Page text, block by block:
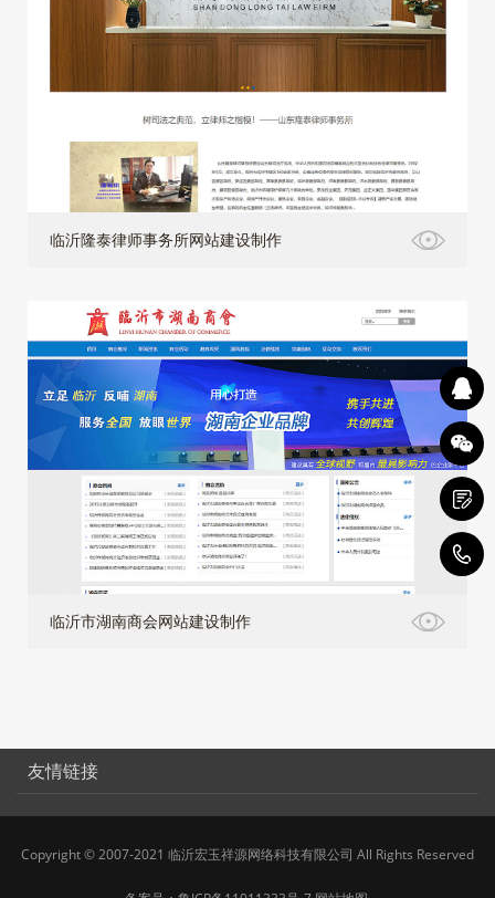
临沂隆泰律师事务所网站建设制作
临沂市湖南商会网站建设制作
友情链接
Copyright © 2007-2021 临沂宏玉祥源网络科技有限公司 All Rights Reserved